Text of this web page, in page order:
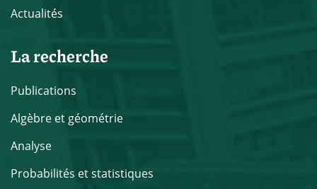
Actualités
La recherche
Publications
Algèbre et géométrie
Analyse
Probabilités et statistiques